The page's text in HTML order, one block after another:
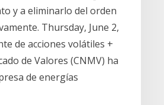
y a eliminarlo del orden
Thursday, June 2,
de acciones volátiles +
de Valores (CNMV) ha
de energías